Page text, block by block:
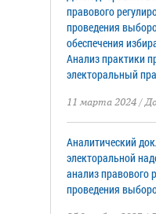
правового
проведения
обеспечения
Анализ практики
электоральный
11 марта 2024 /
Аналитический
электоральной
анализ правового
проведения